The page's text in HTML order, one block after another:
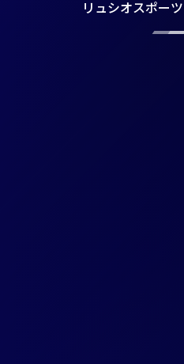
リュシオスポー